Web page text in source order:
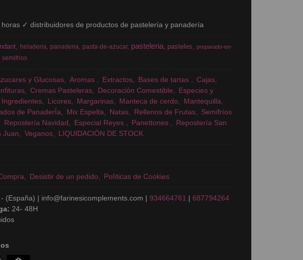
✓ distribuidores de productos de pastelería y panadería
heladeria panaderia pasta-de-azucar pasteleria pasteles
preparado-en-
semifrios
y Glucosas Aromas Extractos Bases de tartas
Cajas
Cremas Pasteleras Decoración Comestible
Especies y
Ingredientes Licores Margarinas Manteca de cerdo
Mantequilla
de PanaderÍa Mix Espelta Natas Rellenos de Frutas
Semifríos
Repostería Navidad Especial Reyes Panettones
Repostería San
Juan Veganos LIQUIDACIÓN DE STOCK
Desistir de un pedido Políticas de Cookies
(España) | info@farinesicomplements.com | 934664761 | 687794264
24- 48H